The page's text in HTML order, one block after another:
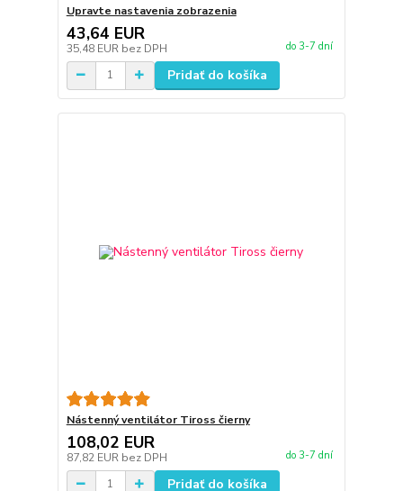
Upravte nastavenia zobrazenia
43,64 EUR
35,48 EUR bez DPH do 3-7 dní
Pridať do košíka
Nástenný ventilátor Tiross čierny
108,02 EUR
87,82 EUR bez DPH do 3-7 dní
Pridať do košíka